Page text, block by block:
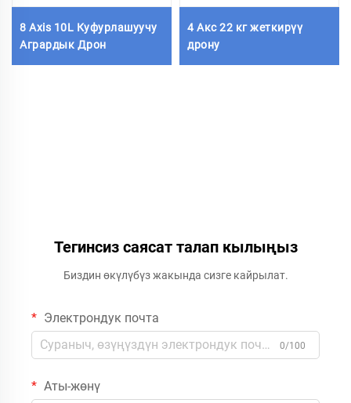
8 Axis 10L Куфурлашуучу
Агрардык Дрон
4 Акс 22 кг жеткирүү
дрону
Тегинсиз саясат талап кылыңыз
Биздин өкүлүбүз жакында сизге кайрылат.
Электрондук почта
0/100
Аты-жөнү